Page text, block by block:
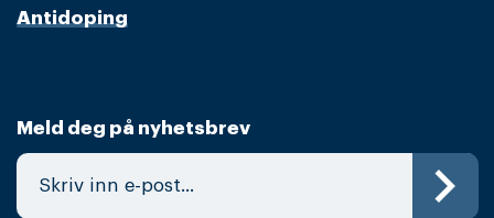
Antidoping
Meld deg på nyhetsbrev